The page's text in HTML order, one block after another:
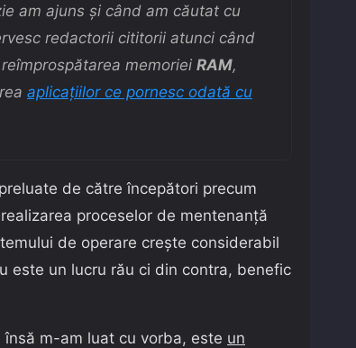
am ajuns şi când am căutat cu
redactorii cititorii atunci când
memoriei RAM,
aplicaţiilor ce pornesc odată cu
de către începători precum
proceselor de mentenanță
de operare creşte considerabil
este un lucru rău ci din contra, benefic
m-am luat cu vorba, este un